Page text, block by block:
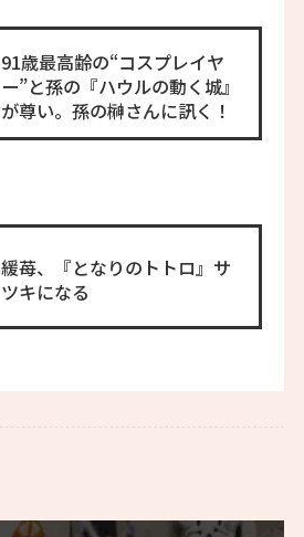
91歳最高齢の“コスプレイヤ
ー”と孫の『ハウルの動く城』
が尊い。孫の榊さんに訊く！
緩苺、『となりのトトロ』サ
ツキになる